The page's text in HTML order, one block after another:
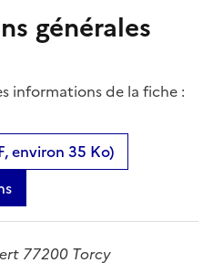
générales
informations de la fiche :
environ 35 Ko)
77200 Torcy